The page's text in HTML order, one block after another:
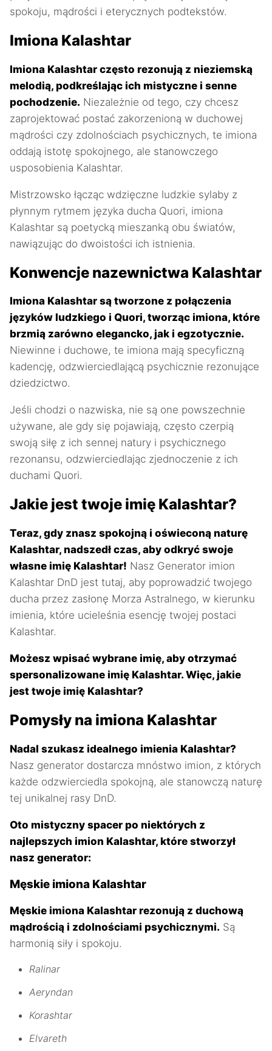
spokoju, mądrości i eterycznych podtekstów.
Imiona Kalashtar
Imiona Kalashtar często rezonują z nieziemską
melodią, podkreślając ich mistyczne i senne
pochodzenie. Niezależnie od tego, czy chcesz
zaprojektować postać zakorzenioną w duchowej
mądrości czy zdolnościach psychicznych, te imiona
oddają istotę spokojnego, ale stanowczego
usposobienia Kalashtar.
Mistrzowsko łącząc wdzięczne ludzkie sylaby z
płynnym rytmem języka ducha Quori, imiona
Kalashtar są poetycką mieszanką obu światów,
nawiązując do dwoistości ich istnienia.
Konwencje nazewnictwa Kalashtar
Imiona Kalashtar są tworzone z połączenia
języków ludzkiego i Quori, tworząc imiona, które
brzmią zarówno elegancko, jak i egzotycznie.
Niewinne i duchowe, te imiona mają specyficzną
kadencję, odzwierciedlającą psychicznie rezonujące
dziedzictwo.
Jeśli chodzi o nazwiska, nie są one powszechnie
używane, ale gdy się pojawiają, często czerpią
swoją siłę z ich sennej natury i psychicznego
rezonansu, odzwierciedlając zjednoczenie z ich
duchami Quori.
Jakie jest twoje imię Kalashtar?
Teraz, gdy znasz spokojną i oświeconą naturę
Kalashtar, nadszedł czas, aby odkryć swoje
własne imię Kalashtar! Nasz Generator imion
Kalashtar DnD jest tutaj, aby poprowadzić twojego
ducha przez zasłonę Morza Astralnego, w kierunku
imienia, które ucieleśnia esencję twojej postaci
Kalashtar.
Możesz wpisać wybrane imię, aby otrzymać
spersonalizowane imię Kalashtar. Więc, jakie
jest twoje imię Kalashtar?
Pomysły na imiona Kalashtar
Nadal szukasz idealnego imienia Kalashtar?
Nasz generator dostarcza mnóstwo imion, z których
każde odzwierciedla spokojną, ale stanowczą naturę
tej unikalnej rasy DnD.
Oto mistyczny spacer po niektórych z
najlepszych imion Kalashtar, które stworzył
nasz generator:
Męskie imiona Kalashtar
Męskie imiona Kalashtar rezonują z duchową
mądrością i zdolnościami psychicznymi. Są
harmonią siły i spokoju.
Ralinar
Aeryndan
Korashtar
Elvareth